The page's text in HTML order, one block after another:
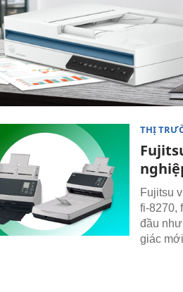
THỊ
Fujitsu
fi-8270,
đầu
giác